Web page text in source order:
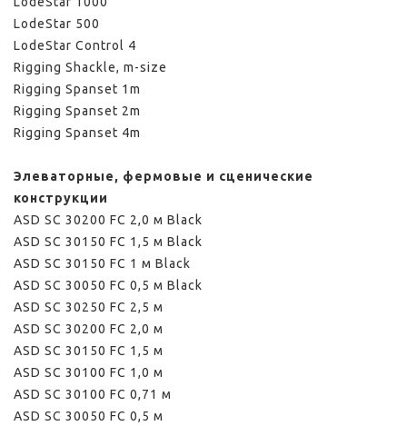
LodeStar 500
LodeStar Control 4
Rigging Shackle, m-size
Rigging Spanset 1m
Rigging Spanset 2m
Rigging Spanset 4m
Элеваторные, фермовые и сценические
конструкции
ASD SС 30200 FC 2,0 м Black
ASD SС 30150 FC 1,5 м Black
ASD SС 30150 FC 1 м Black
ASD SС 30050 FC 0,5 м Black
ASD SС 30250 FC 2,5 м
ASD SС 30200 FC 2,0 м
ASD SС 30150 FC 1,5 м
ASD SС 30100 FC 1,0 м
ASD SС 30100 FC 0,71 м
ASD SС 30050 FC 0,5 м